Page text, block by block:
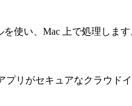
使い、Mac 上で処理します
プリがセキュアなクラウド